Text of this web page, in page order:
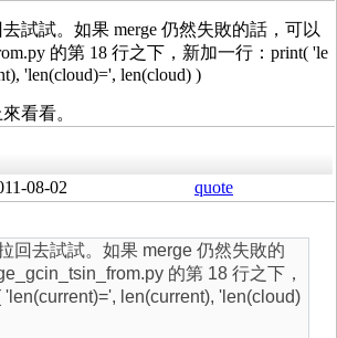
試試。如果 merge 仍然失敗的話，可以
的第 18 行之下，新加一行：print( 'le
'len(cloud)=', len(cloud) )
看看。
08-02 quote
回去試試。如果 merge 仍然失敗的
的第 18 行之下，
len(current), 'len(cloud)